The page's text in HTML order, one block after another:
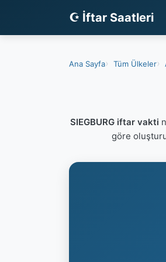
☪ İftar Saatleri
Ana Sayfa Tüm Ülkeler
SIEGBURG iftar vakti
göre